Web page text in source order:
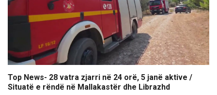
Top News- 28 vatra zjarri në 24 orë, 5 janë aktive /
Situatë e rëndë në Mallakastër dhe Librazhd